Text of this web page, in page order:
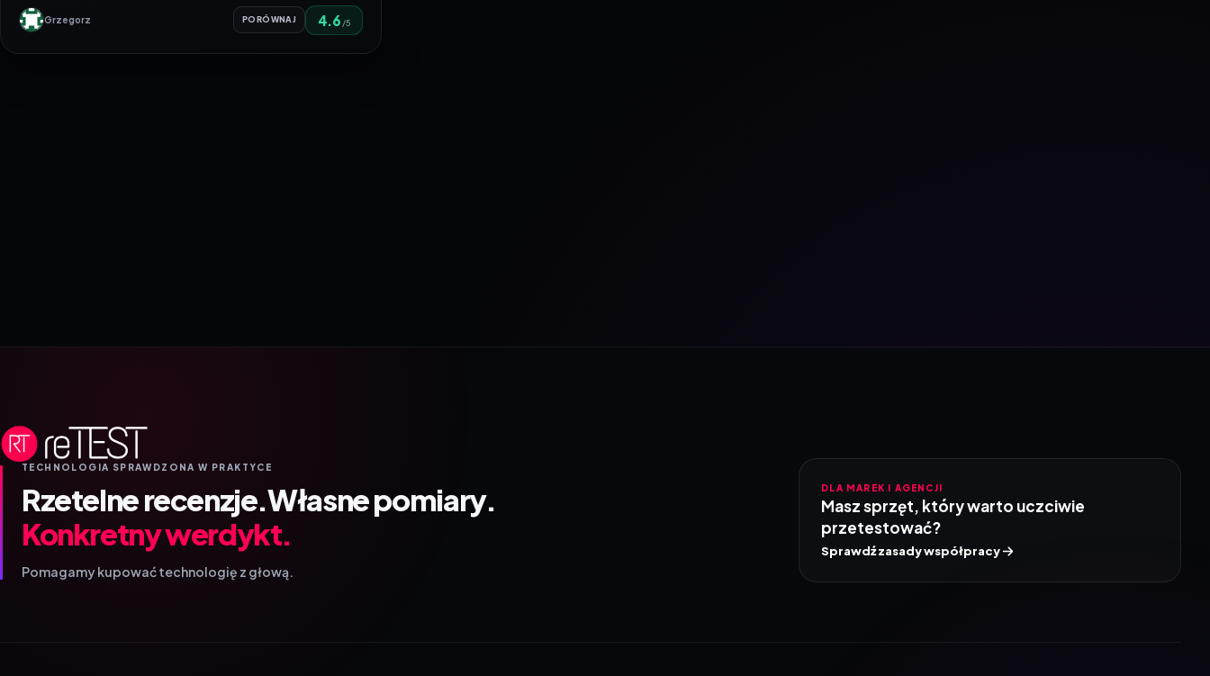
Grzegorz PORÓWNAJ 4.6 /5
TECHNOLOGIA SPRAWDZONA W PRAKTYCE
Rzetelne recenzje.Własne pomiary.
Konkretny werdykt.
Pomagamy kupować technologię z głową.
DLA MAREK I AGENCJI
Masz sprzęt, który warto uczciwie
przetestować?
Sprawdź zasady współpracy